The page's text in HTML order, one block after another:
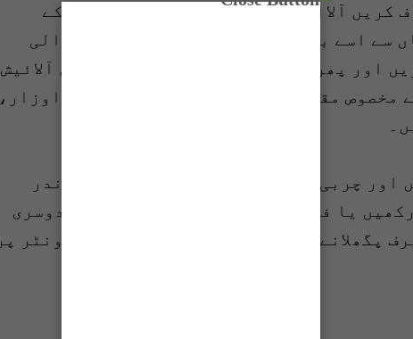
کریں آلائیش گلی یا سڑکوں پر پھینکنے کے
سے اسے باآسانی اٹھا یا جاسکے، ذبح والی
اور پھر چونا ڈال کر سڑک کو صاف کریں آلائیش
مخصوص مقامات پر رکھیں، استعمال شدہ اوزار،
اور چربی ہٹا دیں دو گھنٹے کئے اندر اندر
یا فریز کر دیں کچے گوشت کے ساتھ دوسری
پگھلانے کے لئے اسے براہ راست کچن کاونٹر پر